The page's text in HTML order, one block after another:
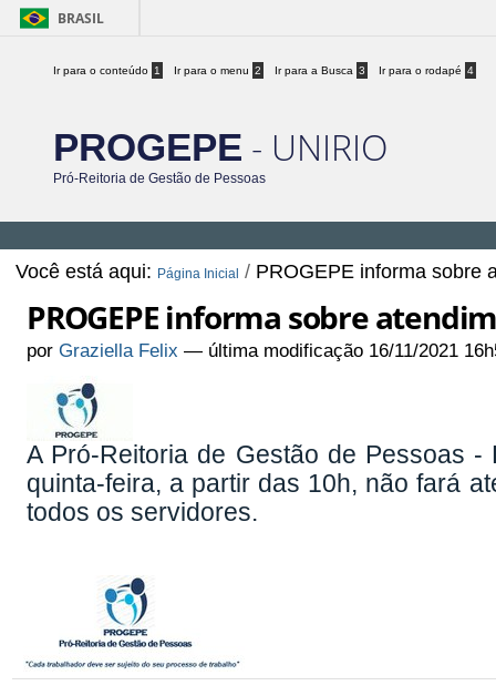
BRASIL
Ir para o conteúdo 1 Ir para o menu 2 Ir para a Busca 3 Ir para o rodapé 4
PROGEPE - UNIRIO
Pró-Reitoria de Gestão de Pessoas
Você está aqui: Página Inicial / PROGEPE informa sobre
PROGEPE informa sobre
porGraziella Felix — última modificação 16/11/2021
A Pró-Reitoria de Gestão de Pessoas
quinta-feira, a partir das 10h, não fará
todos os servidores.